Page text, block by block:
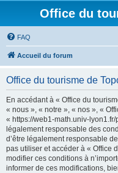
Office du
FAQ
Accueil du forum
Office du tourisme de
En accédant à « Office du
« nous », « notre », « nos », «
« https://web1-math.univ-
légalement responsable des
d’être légalement responsable
pas utiliser et accéder à « Office
modifier ces conditions à
informer de ces modifications,